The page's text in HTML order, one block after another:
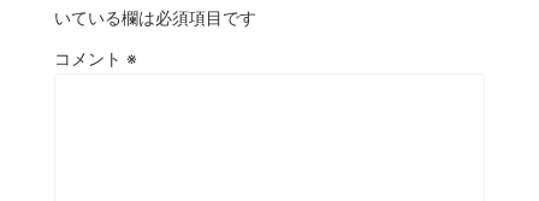
いている欄は必須項目です
コメント ※